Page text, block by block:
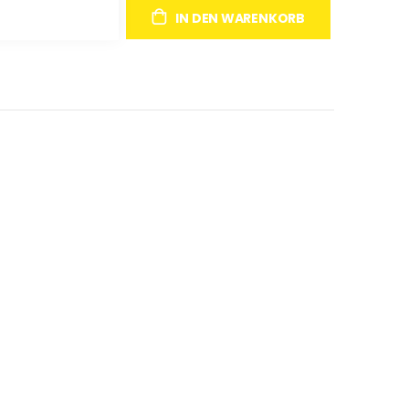
IN DEN WARENKORB